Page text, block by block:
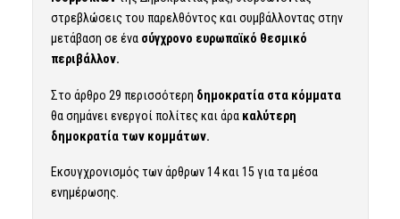
στρεβλώσεις του παρελθόντος και συμβάλλοντας στην
μετάβαση σε ένα σύγχρονο ευρωπαϊκό θεσμικό
περιβάλλον.
Στο άρθρο 29 περισσότερη δημοκρατία στα κόμματα
θα σημάνει ενεργοί πολίτες και άρα καλύτερη
δημοκρατία των κομμάτων.
Εκσυγχρονισμός των άρθρων 14 και 15 για τα μέσα
ενημέρωσης.